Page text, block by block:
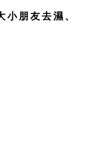
小朋友去濕、